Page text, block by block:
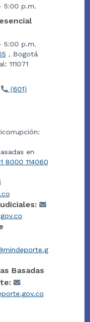
5:00 p.m.
5:00 p.m.
, Bogotá
111071
(601)
en
8000 114060
Basadas